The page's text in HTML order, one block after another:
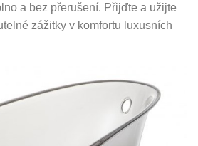
a bez přerušení. Přijďte a užijte
zážitky v komfortu luxusních